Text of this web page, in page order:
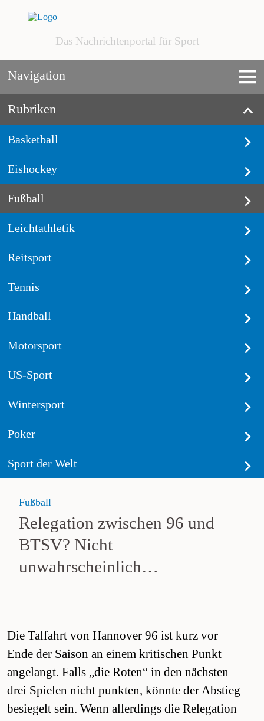
Das Nachrichtenportal für Sport
Navigation
Rubriken
Basketball
Eishockey
Fußball
Leichtathletik
Reitsport
Tennis
Handball
Motorsport
US-Sport
Wintersport
Poker
Sport der Welt
Fußball
Relegation zwischen 96 und
BTSV? Nicht
unwahrscheinlich…
Die Talfahrt von Hannover 96 ist kurz vor
Ende der Saison an einem kritischen Punkt
angelangt. Falls „die Roten“ in den nächsten
drei Spielen nicht punkten, könnte der Abstieg
besiegelt sein. Wenn allerdings die Relegation